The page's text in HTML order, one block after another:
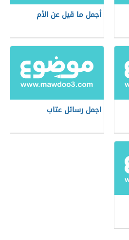
أجمل ما قيل عن الأم
اجمل رسائل عتاب